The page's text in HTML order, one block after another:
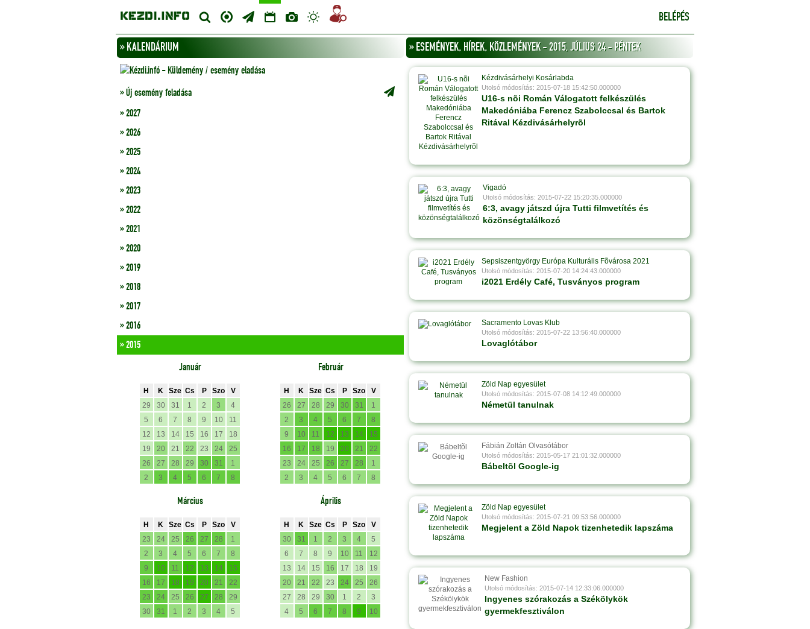
BELÉPÉS
» KALENDÁRIUM
» Új esemény feladása
» 2027
» 2026
» 2025
» 2024
» 2023
» 2022
» 2021
» 2020
» 2019
» 2018
» 2017
» 2016
» 2015
Január
H K Sze Cs P Szo
V
29
30 31 1 2 3
4
5
6 7 8 9 10
11
12
13 14 15 16 17
18
19
20 21 22 23 24
25
26
27 28 29 30 31
1
2
3 4 5 6 7 8
Február
H K Sze Cs P Szo
V
26
27 28 29 30 31
1
2
3 4 5 6 7
8
9
10 11 12 13 14
15
16
17 18 19 20 21
22
23
24 25 26 27 28
1
2
3 4 5 6 7 8
Március
H K Sze Cs P Szo
V
23
24 25 26 27 28
1
2
3 4 5 6 7
8
9
10 11 12 13 14
15
16
17 18 19 20 21
22
23
24 25 26 27 28
29
30
31 1 2 3 4 5
Április
H K Sze Cs P Szo
V
30
31 1 2 3 4
5
6
7 8 9 10 11
12
13
14 15 16 17 18
19
20
21 22 23 24 25
26
27
28 29 30 1 2
3
4
5 6 7 8 9 10
» ESEMÉNYEK, HÍREK, KÖZLEMÉNYEK - 2015, JÚLIUS 24 - PÉNTEK
Kézdivásárhelyi Kosárlabda
Utolsó módosítás: 2015-07-18 15:42:50.000000
U16-s nõi Román Válogatott felkészülés
Makedóniába Ferencz Szabolccsal és Bartok
Ritával Kézdivásárhelyrõl
Vigadó
Utolsó módosítás: 2015-07-22 15:20:35.000000
6:3, avagy játszd újra Tutti filmvetítés és
közönségtalálkozó
Sepsiszentgyörgy Európa Kulturális Fõvárosa 2021
Utolsó módosítás: 2015-07-20 14:24:43.000000
i2021 Erdély Café, Tusványos program
Sacramento Lovas Klub
Utolsó módosítás: 2015-07-22 13:56:40.000000
Lovaglótábor
Zöld Nap egyesület
Utolsó módosítás: 2015-07-08 14:12:49.000000
Németül tanulnak
Fábián Zoltán Olvasótábor
Utolsó módosítás: 2015-05-17 21:01:32.000000
Bábeltõl Google-ig
Zöld Nap egyesület
Utolsó módosítás: 2015-07-21 09:53:56.000000
Megjelent a Zöld Napok tizenhetedik lapszáma
New Fashion
Utolsó módosítás: 2015-07-14 12:33:06.000000
Ingyenes szórakozás a Székölykök
gyermekfesztiválon